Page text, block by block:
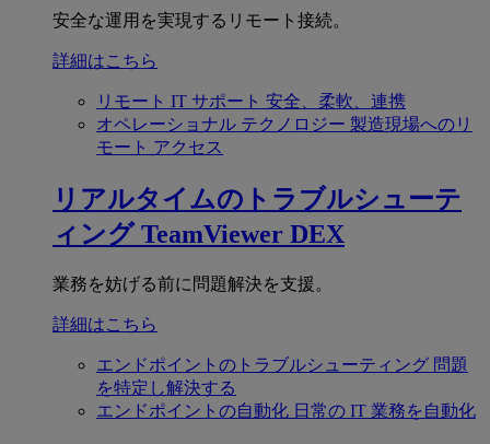
安全な運用を実現するリモート接続。
詳細はこちら
リモート IT サポート 安全、柔軟、連携
オペレーショナル テクノロジー 製造現場へのリ
モート アクセス
リアルタイムのトラブルシューテ
ィング TeamViewer DEX
業務を妨げる前に問題解決を支援。
詳細はこちら
エンドポイントのトラブルシューティング 問題
を特定し解決する
エンドポイントの自動化 日常の IT 業務を自動化